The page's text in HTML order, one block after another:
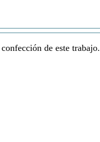
de este trabajo.